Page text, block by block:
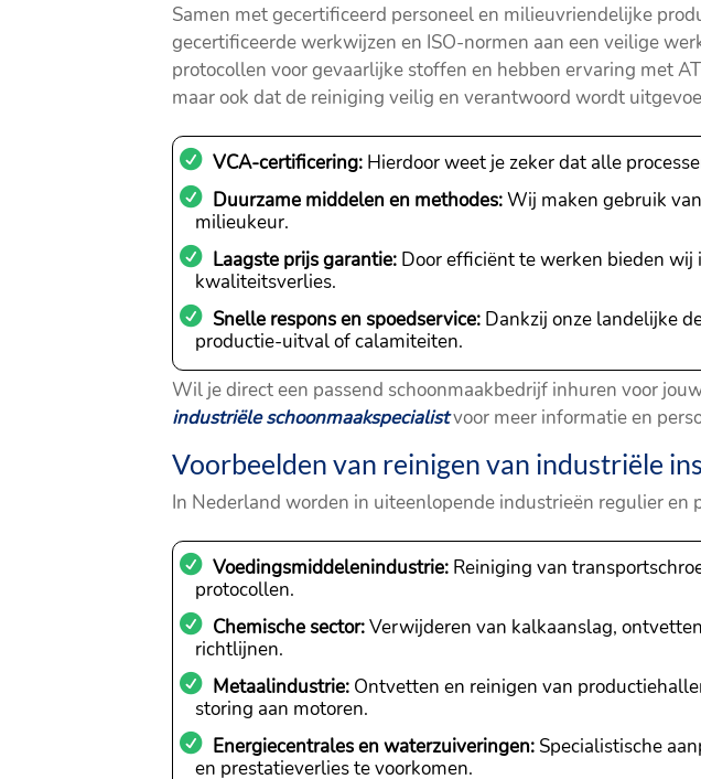
Samen met gecertificeerd personeel en milieuvriendelijke
gecertificeerde werkwijzen en ISO-normen aan een veilige
protocollen voor gevaarlijke stoffen en hebben ervaring met
maar ook dat de reiniging veilig en verantwoord wordt
VCA-certificering: Hierdoor weet je zeker dat alle
Duurzame middelen en methodes:Wij maken gebruik
milieukeur.
Laagste prijs garantie: Door efficiënt te werken bieden
kwaliteitsverlies.
Snelle respons en spoedservice: Dankzij onze landelijke
productie-uitval of calamiteiten.
Wil je direct een passend schoonmaakbedrijf inhuren voor
industriële schoonmaakspecialistvoor meer informatie en
Voorbeelden van reinigen van industriële
In Nederland worden in uiteenlopende industrieën regulier
Voedingsmiddelenindustrie: Reiniging van
protocollen.
Chemische sector:Verwijderen van kalkaanslag,
richtlijnen.
Metaalindustrie: Ontvetten en reinigen van
storing aan motoren.
Energiecentrales en waterzuiveringen: Specialistische
en prestatieverlies te voorkomen.